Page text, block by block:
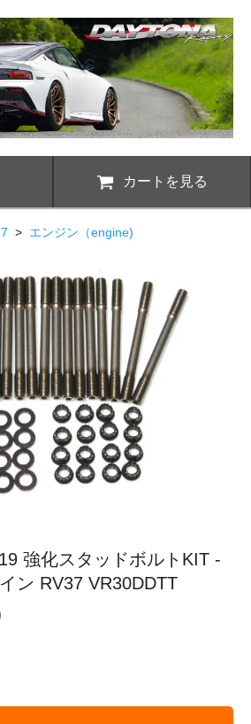
カートを見る
> エンジン（engine)
強化スタッドボルトKIT -
ン RV37 VR30DDTT